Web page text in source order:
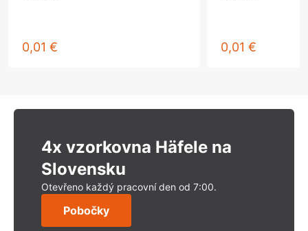
0,01 € 0,01 €
4x vzorkovna Häfele na
Slovensku
Otevřeno každý pracovní den od 7:00.
Pobočky